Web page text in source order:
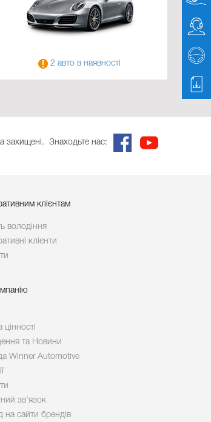
2 авто в наявності
захищені. Знаходьте нас:
клієнтам
володіння
клієнти
цінності
та Новини
Winner Automotive
зв’язок
на сайти брендів